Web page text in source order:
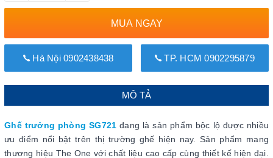
MUA NGAY
Hà Nội 0902438438 TP. HCM 0902295879
MÔ TẢ
Ghế trưởng phòng SG721 đang là sản phẩm bộc lộ được nhiều
ưu điểm nổi bật trên thị trường ghế hiện nay. Sản phẩm mang
thương hiệu The One với chất liệu cao cấp cùng thiết kế hiện đại.